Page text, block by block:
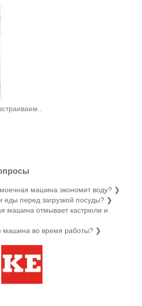
машина экономит воду? ❯
еды перед загрузкой посуды? ❯
машина отмывает кастрюли и
машина во время работы? ❯